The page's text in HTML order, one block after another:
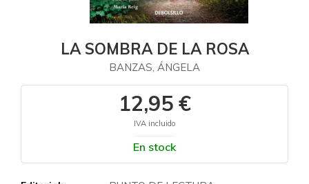
LA SOMBRA DE LA ROSA
BANZAS, ÁNGELA
12,95 €
IVA incluido
En stock